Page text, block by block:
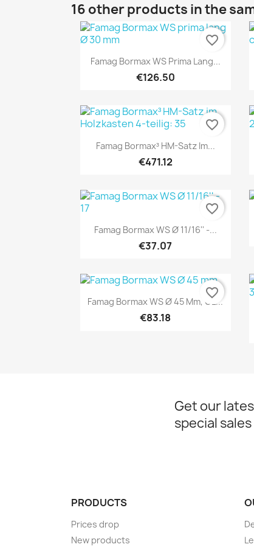
16 other products in the
Quick view
Famag Bormax WS Prima Lang...
€126.50
favorite_border
Quick view
Famag Bormax³ HM-Satz Im...
€471.12
favorite_border
Quick view
Famag Bormax WS Ø 11/16'' -...
€37.07
favorite_border
Quick view
Famag Bormax WS Ø 45 Mm, GL...
€83.18
favorite_border
Get our
special sales
PRODUCTS
Prices drop
New products